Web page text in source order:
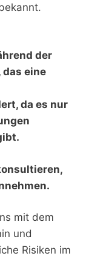
der
eine
da es nur
mit dem
und
Risiken im